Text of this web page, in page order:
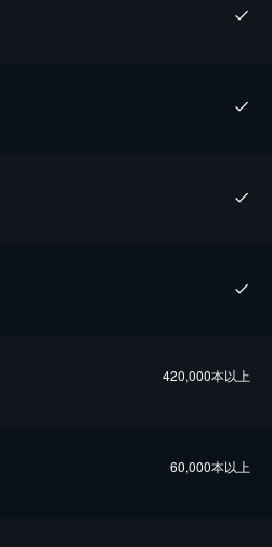
420,000本以上
60,000本以上